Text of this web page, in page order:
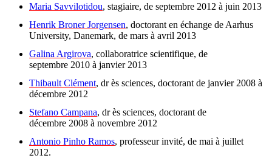
Maria Savvilotidou, stagiaire, de septembre 2012 à juin 2013
Henrik Broner Jorgensen, doctorant en échange de Aarhus
University, Danemark, de mars à avril 2013
Galina Argirova, collaboratrice scientifique, de
septembre 2010 à janvier 2013
Thibault Clément, dr ès sciences, doctorant de janvier 2008 à
décembre 2012
Stefano Campana, dr ès sciences, doctorant de
décembre 2008 à novembre 2012
Antonio Pinho Ramos, professeur invité, de mai à juillet
2012.